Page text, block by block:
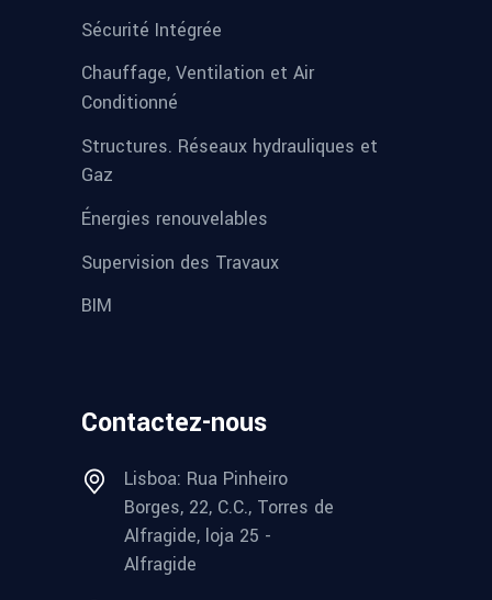
Sécurité Intégrée
Chauffage, Ventilation et Air
Conditionné
Structures. Réseaux hydrauliques et
Gaz
Énergies renouvelables
Supervision des Travaux
BIM
Contactez-nous
Lisboa: Rua Pinheiro
Borges, 22, C.C., Torres de
Alfragide, loja 25 -
Alfragide